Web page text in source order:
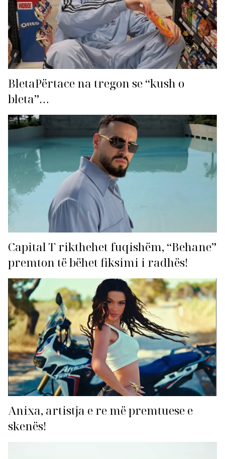
BletaPërtace na tregon se “kush o
bleta”…
Capital T rikthehet fuqishëm, “Behane”
premton të bëhet fiksimi i radhës!
Anixa, artistja e re më premtuese e
skenës!